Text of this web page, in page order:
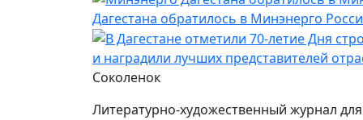
Дагестана обратилось в Минэнерго
и наградили лучших представителей
Соколенок
Литературно-художественный журнал